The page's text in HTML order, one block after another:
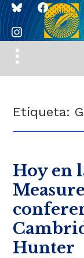
blueskyfacebook
instagram
Toggle
sidebar
Etiqueta:
Hoy en
Hunter